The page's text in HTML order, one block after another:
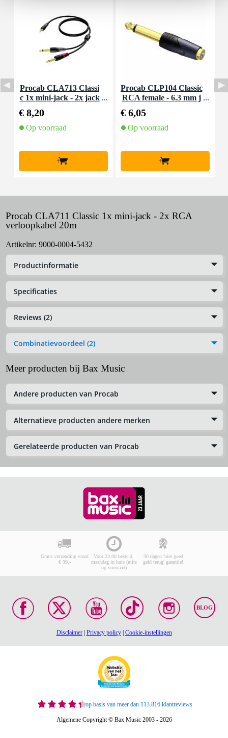
Procab CLA713 Classi
c 1x mini-jack - 2x jack
€ 8,20
Op voorraad
+
Procab CLP104 Classic
RCA female - 6.3 mm j
€ 6,05
Op voorraad
+
Procab CLA711 Classic 1x mini-jack - 2x RCA
verloopkabel 20m
Artikelnr: 9000-0004-5432
Productinformatie
Specificaties
Reviews (2)
Combinatievoordeel (2)
Meer producten bij Bax Music
Andere producten van Procab
Alternatieve producten andere merken
Gerelateerde producten van Procab
Gratis verzending vanaf
€ 99,-
Voor 23:00 besteld,
maandag in huis (mits
op voorraad)
30 dagen 'niet goed
geld terug' garantie!
BLOG
Disclaimer| Privacy policy| Cookie-instellingen
op basis van meer dan 113.816 klantreviews
Algemene Copyright © Bax Music 2003 - 2026